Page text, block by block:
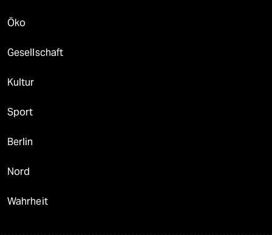
Öko
Gesellschaft
Kultur
Sport
Berlin
Nord
Wahrheit